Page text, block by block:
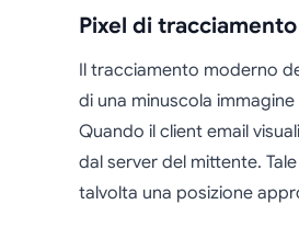
Pixel di tracciamento
Il tracciamento moderno
di una minuscola
Quando il client email
dal server del mittente.
talvolta una posizione